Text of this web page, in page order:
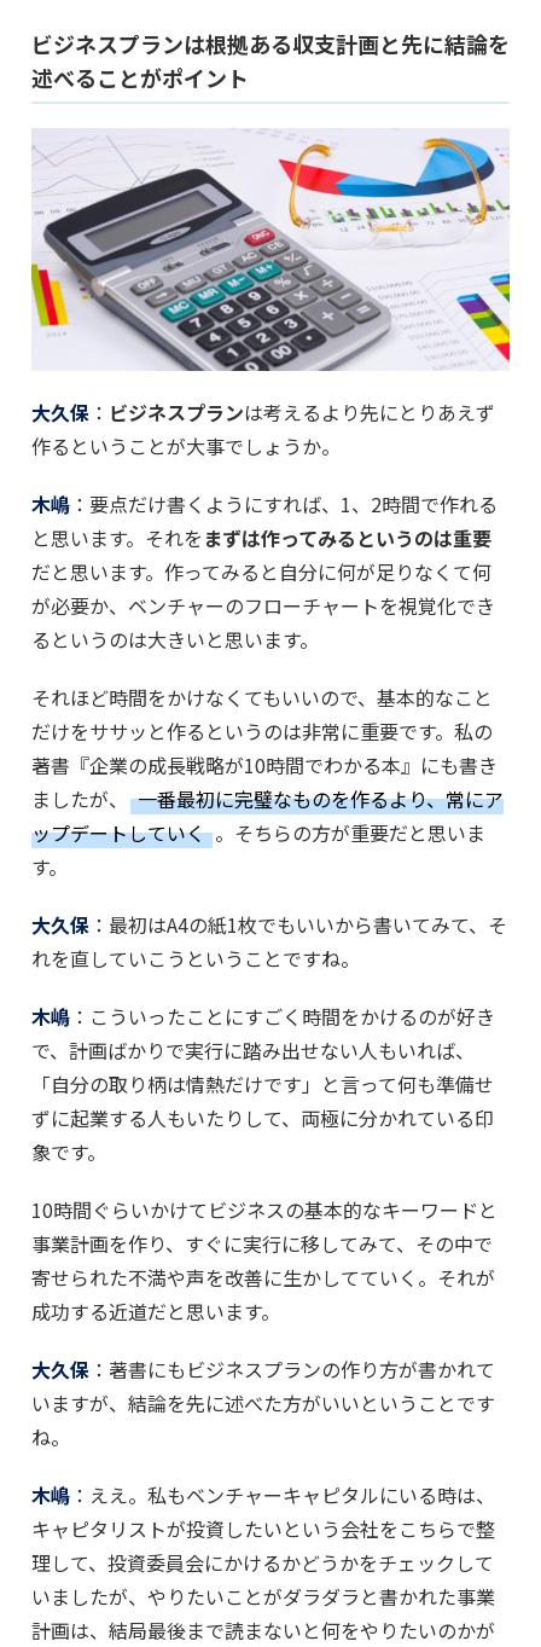
ビジネスプランは根拠ある収支計画と先に結論を
述べることがポイント
大久保 ： ビジネスプランは考えるより先にとりあえず
作るということが大事でしょうか。
木嶋 ：要点だけ書くようにすれば、1、2時間で作れる
と思います。それを まずは作ってみるというのは重要
だと思います。作ってみると自分に何が足りなくて何
が必要か、ベンチャーのフローチャートを視覚化でき
るというのは大きいと思います。
それほど時間をかけなくてもいいので、基本的なこと
だけをササッと作るというのは非常に重要です。私の
著書『企業の成長戦略が10時間でわかる本』にも書き
ましたが、
一番最初に完璧なものを作るより、常にア
ップデートしていく 。そちらの方が重要だと思いま
す。
大久保 ：最初はA4の紙1枚でもいいから書いてみて、そ
れを直していこうということですね。
木嶋 ：こういったことにすごく時間をかけるのが好き
で、計画ばかりで実行に踏み出せない人もいれば、
「自分の取り柄は情熱だけです」と言って何も準備せ
ずに起業する人もいたりして、両極に分かれている印
象です。
10時間ぐらいかけてビジネスの基本的なキーワードと
事業計画を作り、すぐに実行に移してみて、その中で
寄せられた不満や声を改善に生かしてていく。それが
成功する近道だと思います。
大久保 ：著書にもビジネスプランの作り方が書かれて
いますが、結論を先に述べた方がいいということです
ね。
木嶋 ：ええ。私もベンチャーキャピタルにいる時は、
キャピタリストが投資したいという会社をこちらで整
理して、投資委員会にかけるかどうかをチェックして
いましたが、やりたいことがダラダラと書かれた事業
計画は、結局最後まで読まないと何をやりたいのかが